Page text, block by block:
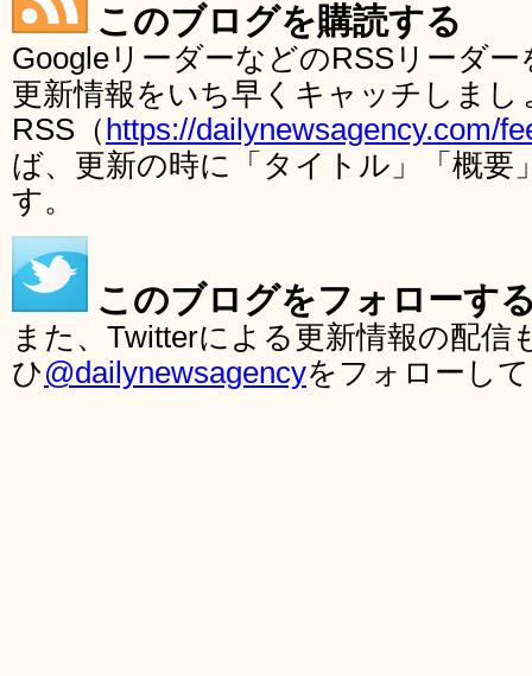
このブログを購読する
GoogleリーダーなどのRSSリーダ
更新情報をいち早くキャッチしま
RSS（ https://dailynewsagency.com/
ば、更新の時に「タイトル」「概要
す。
このブログをフォローす
また、Twitterによる更新情報の配
ひ@dailynewsagencyをフォローし